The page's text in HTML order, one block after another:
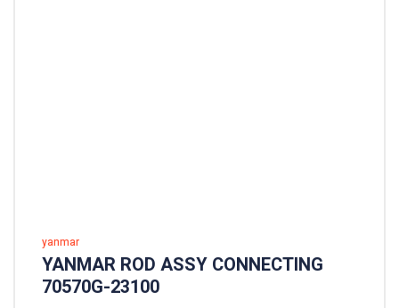
yanmar
YANMAR ROD ASSY CONNECTING
70570G-23100